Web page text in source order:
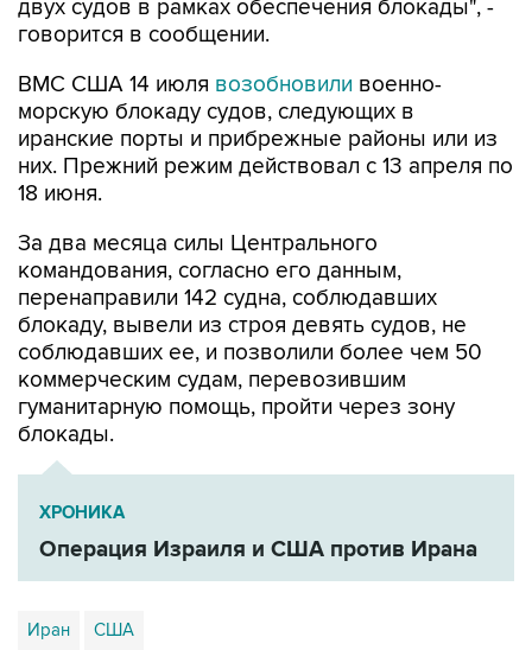
ВМС США 14 июлявозобновили
иранские порты и прибрежные районы или из
них. Прежний режим действовал с 13 апреля по
18 июня.
За два месяца силы Центрального
перенаправили 142 судна, соблюдавших
блокаду, вывели из строя девять судов, не
соблюдавших ее, и позволили более чем 50
коммерческим судам, перевозившим
гуманитарную помощь, пройти через зону
блокады.
ХРОНИКА
Операция Израиля и США против Ирана
Иран США